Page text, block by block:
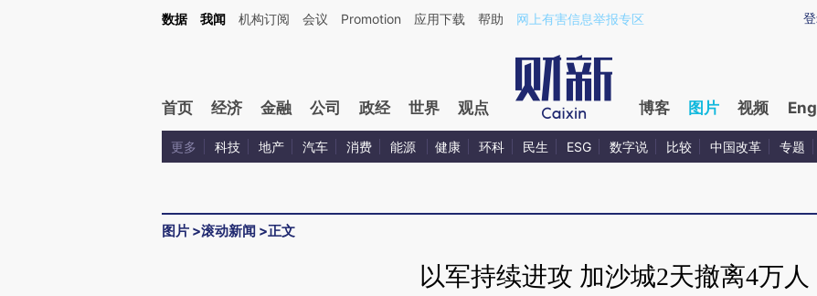
数据 我闻 机构订阅 会议 Promotion 应用下载 帮助 网上有害信息举报专区
首页 经济 金融 公司 政经 世界 观点 博客 图片 视频
更多 科技 地产 汽车 消费 能源 健康 环科 民生 ESG 数字说 比较 中国改革 专题
图片 >滚动新闻 >正文
以军持续进攻 加沙城2天撤离4万人